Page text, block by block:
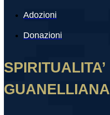
Adozioni
Donazioni
SPIRITUALITA’
GUANELLIANA